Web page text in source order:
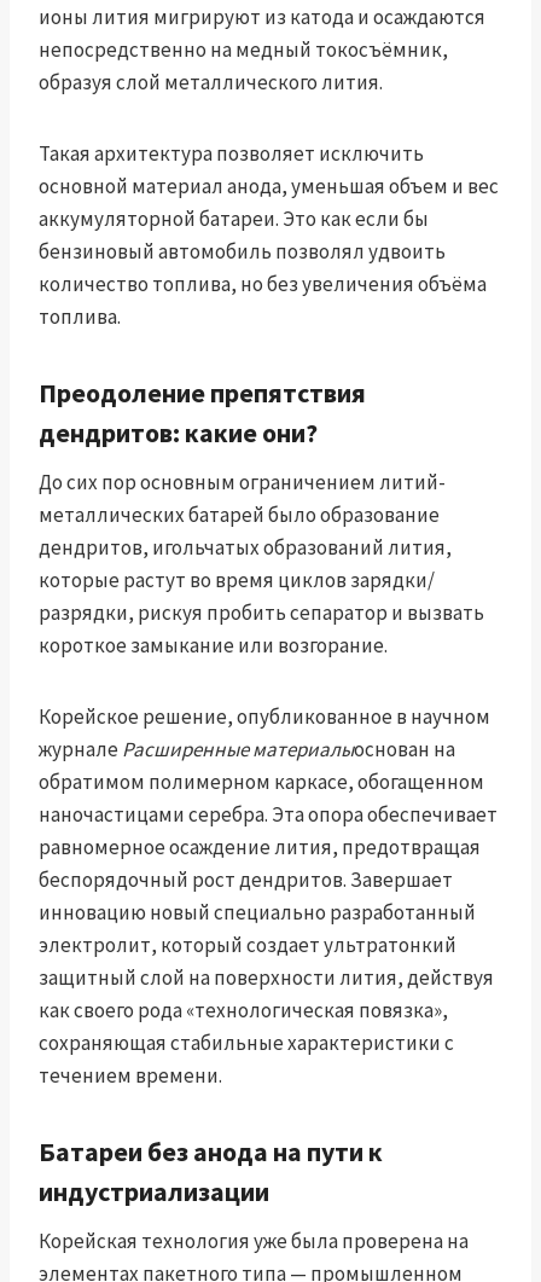
ионы лития мигрируют из катода и осаждаются
непосредственно на медный токосъёмник,
образуя слой металлического лития.
Такая архитектура позволяет исключить
основной материал анода, уменьшая объем и вес
аккумуляторной батареи. Это как если бы
бензиновый автомобиль позволял удвоить
количество топлива, но без увеличения объёма
топлива.
Преодоление препятствия
дендритов: какие они?
До сих пор основным ограничением литий-
металлических батарей было образование
дендритов, игольчатых образований лития,
которые растут во время циклов зарядки/
разрядки, рискуя пробить сепаратор и вызвать
короткое замыкание или возгорание.
Корейское решение, опубликованное в научном
журнале Расширенные материалыоснован на
обратимом полимерном каркасе, обогащенном
наночастицами серебра. Эта опора обеспечивает
равномерное осаждение лития, предотвращая
беспорядочный рост дендритов. Завершает
инновацию новый специально разработанный
электролит, который создает ультратонкий
защитный слой на поверхности лития, действуя
как своего рода «технологическая повязка»,
сохраняющая стабильные характеристики с
течением времени.
Батареи без анода на пути к
индустриализации
Корейская технология уже была проверена на
элементах пакетного типа — промышленном